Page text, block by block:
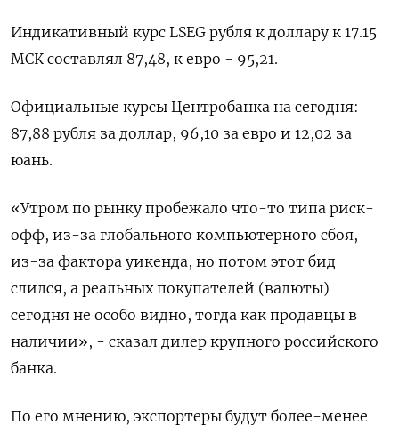
Индикативный курс LSEG рубля к доллару к 17.15
МСК составлял 87,48, к евро - 95,21.
Официальные курсы Центробанка на сегодня:
87,88 рубля за доллар, 96,10 за евро и 12,02 за
юань.
«Утром по рынку пробежало что-то типа риск-
офф, из-за глобального компьютерного сбоя,
из-за фактора уикенда, но потом этот бид
слился, а реальных покупателей (валюты)
сегодня не особо видно, тогда как продавцы в
наличии», - сказал дилер крупного российского
банка.
По его мнению, экспортеры будут более-менее